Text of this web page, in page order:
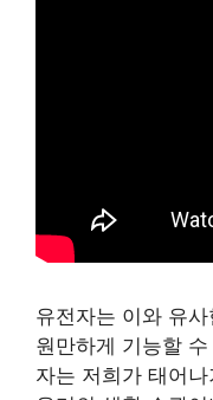
유전자는 이와 유
원만하게 기능할
자는 저희가 태어